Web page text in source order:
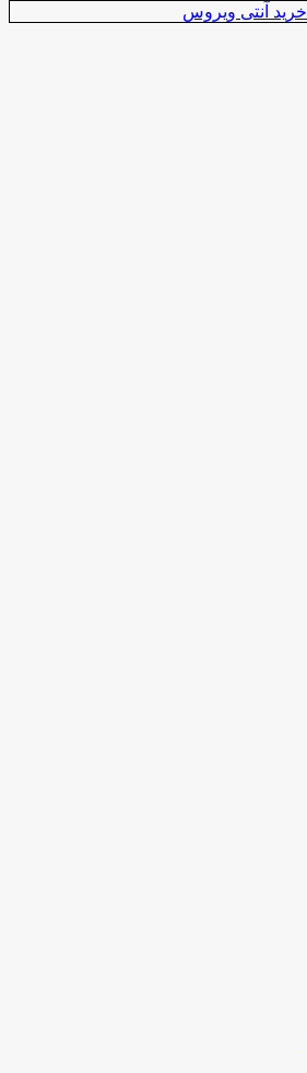
خرید آنتی ویروس